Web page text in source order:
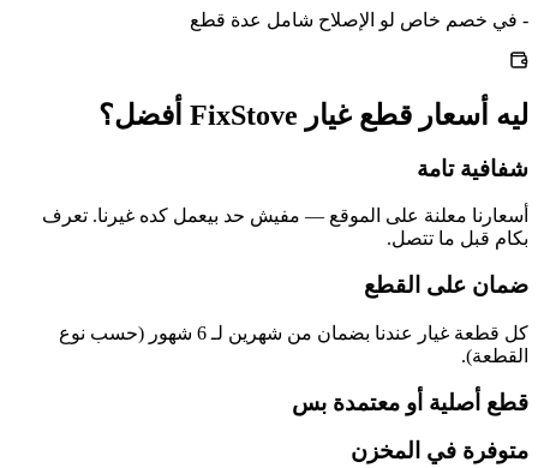
- في خصم خاص لو الإصلاح شامل عدة قطع
ليه أسعار قطع غيار FixStove أفضل؟
شفافية تامة
أسعارنا معلنة على الموقع — مفيش حد بيعمل كده غيرنا. تعرف
بكام قبل ما تتصل.
ضمان على القطع
كل قطعة غيار عندنا بضمان من شهرين لـ 6 شهور (حسب نوع
القطعة).
قطع أصلية أو معتمدة بس
متوفرة في المخزن